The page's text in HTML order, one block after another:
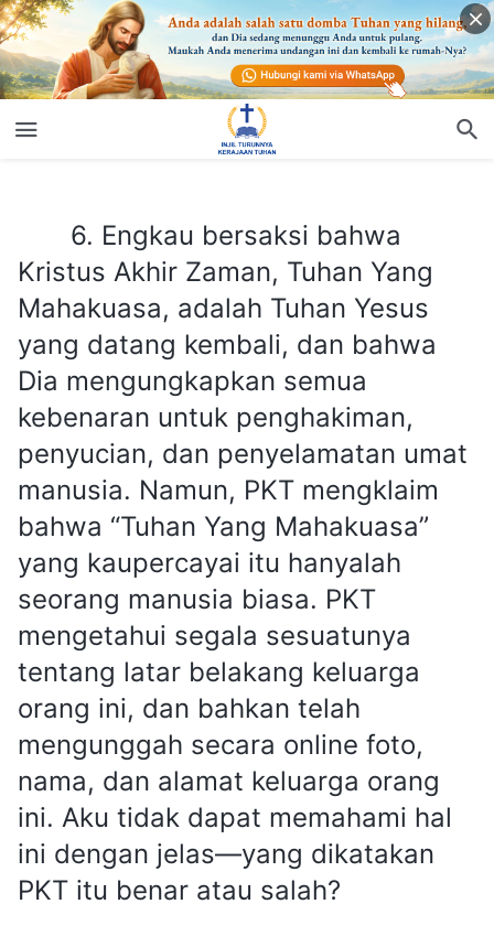
6. Engkau bersaksi bahwa
Kristus Akhir Zaman, Tuhan Yang
Mahakuasa, adalah Tuhan Yesus
yang datang kembali, dan bahwa
Dia mengungkapkan semua
kebenaran untuk penghakiman,
penyucian, dan penyelamatan umat
manusia. Namun, PKT mengklaim
bahwa “Tuhan Yang Mahakuasa”
yang kaupercayai itu hanyalah
seorang manusia biasa. PKT
mengetahui segala sesuatunya
tentang latar belakang keluarga
orang ini, dan bahkan telah
mengunggah secara online foto,
nama, dan alamat keluarga orang
ini. Aku tidak dapat memahami hal
ini dengan jelas—yang dikatakan
PKT itu benar atau salah?